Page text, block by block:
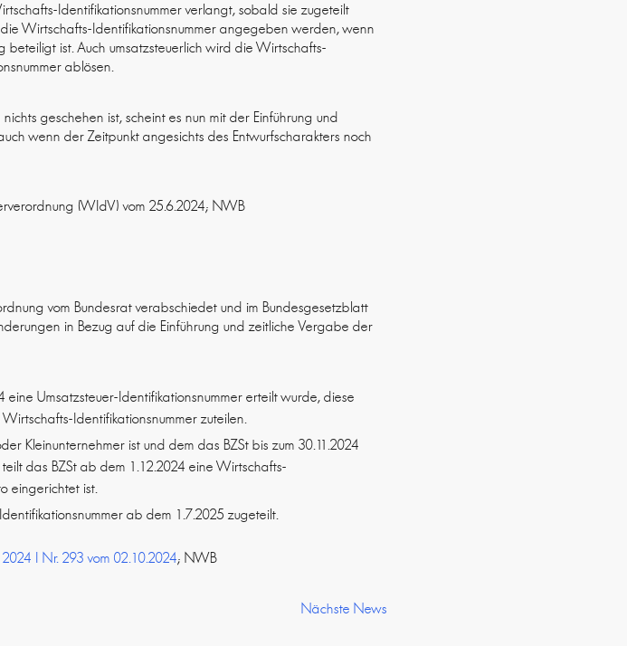
Identifikationsnummer verlangt, sobald sie zugeteilt
Wirtschafts-Identifikationsnummer angegeben werden, wenn
ist. Auch umsatzsteuerlich wird die Wirtschafts-
ablösen.
geschehen ist, scheint es nun mit der Einführung und
wenn der Zeitpunkt angesichts des Entwurfscharakters noch
(WIdV) vom 25.6.2024; NWB
vom Bundesrat verabschiedet und im Bundesgesetzblatt
in Bezug auf die Einführung und zeitliche Vergabe der
Umsatzsteuer-Identifikationsnummer erteilt wurde, diese
Identifikationsnummer zuteilen.
Kleinunternehmer ist und dem das BZSt bis zum 30.11.2024
das BZSt ab dem 1.12.2024 eine Wirtschafts-
eingerichtet ist.
ab dem 1.7.2025 zugeteilt.
2024 I Nr. 293 vom 02.10.2024; NWB
Nächste News